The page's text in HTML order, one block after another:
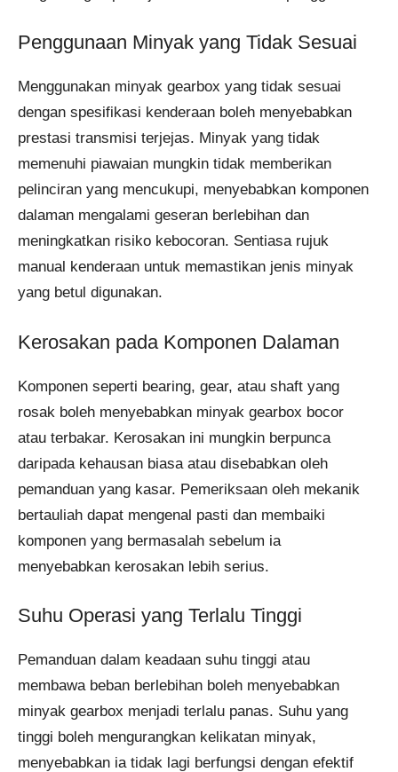
Penggunaan Minyak yang Tidak Sesuai
Menggunakan minyak gearbox yang tidak sesuai
dengan spesifikasi kenderaan boleh menyebabkan
prestasi transmisi terjejas. Minyak yang tidak
memenuhi piawaian mungkin tidak memberikan
pelinciran yang mencukupi, menyebabkan komponen
dalaman mengalami geseran berlebihan dan
meningkatkan risiko kebocoran. Sentiasa rujuk
manual kenderaan untuk memastikan jenis minyak
yang betul digunakan.
Kerosakan pada Komponen Dalaman
Komponen seperti bearing, gear, atau shaft yang
rosak boleh menyebabkan minyak gearbox bocor
atau terbakar. Kerosakan ini mungkin berpunca
daripada kehausan biasa atau disebabkan oleh
pemanduan yang kasar. Pemeriksaan oleh mekanik
bertauliah dapat mengenal pasti dan membaiki
komponen yang bermasalah sebelum ia
menyebabkan kerosakan lebih serius.
Suhu Operasi yang Terlalu Tinggi
Pemanduan dalam keadaan suhu tinggi atau
membawa beban berlebihan boleh menyebabkan
minyak gearbox menjadi terlalu panas. Suhu yang
tinggi boleh mengurangkan kelikatan minyak,
menyebabkan ia tidak lagi berfungsi dengan efektif